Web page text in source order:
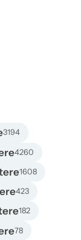
3194
4260
1608
423
182
78